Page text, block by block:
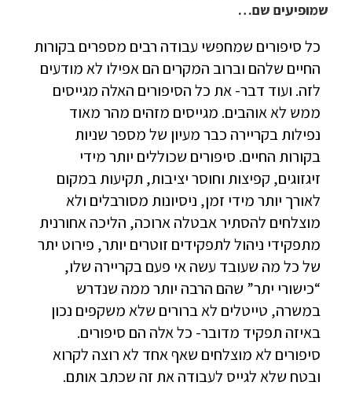
שמופיעים שם…
כל סיפורים שמחפשי עבודה רבים מספרים בקורות
החיים שלהם וברוב המקרים הם אפילו לא מודעים
לזה. ועוד דבר- את כל הסיפורים האלה מגייסים
ממש לא אוהבים. מגייסים מזהים מהר מאוד
נפילות בקריירה כבר מעיון של מספר שניות
בקורות החיים. סיפורים שכוללים יותר מידי
זיגזוגים, קפיצות וחוסר יציבות, תקיעות במקום
לאורך יותר מידי זמן, ניסיונות מסורבלים ולא
מוצלחים להסתיר אבטלה ארוכה, הליכה אחורנית
מתפקידי ניהול לתפקידים זוטרים יותר, פירוט יתר
של כל מה שעובד עשה אי פעם בקריירה שלו,
“כישורי יתר” שהם הרבה יותר ממה שנדרש
במשרה, טייטלים לא ברורים שלא משקפים נכון
באיזה תפקיד מדובר- כל אלה הם סיפורים.
סיפורים לא מוצלחים שאף אחד לא רוצה לקרוא
ובטח שלא לגייס לעבודה את זה שכתב אותם.